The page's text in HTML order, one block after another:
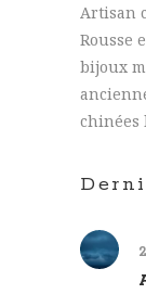
Artisan
Rousse
bijoux
chinées